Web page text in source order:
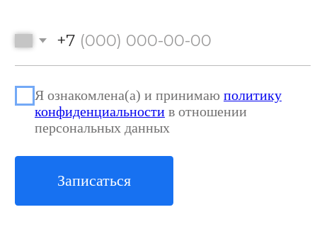
График работы:
пн-пт: 8:30-20:00,
сб: 09:30-14:00